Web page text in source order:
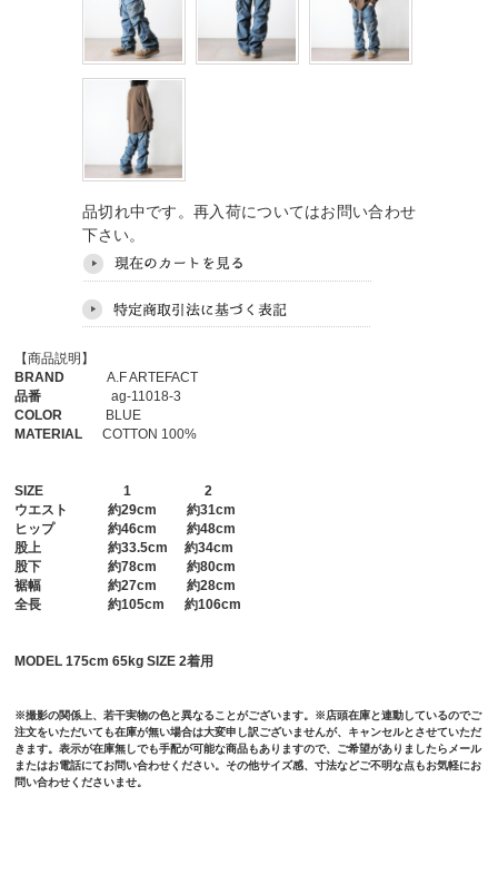
品切れ中です。再入荷についてはお問い合わせ
下さい。
【商品説明】
BRAND A.F ARTEFACT
品番 ag-11018-3
COLOR BLUE
MATERIAL COTTON 100%
SIZE 1
2
ウエスト
約29cm 約31cm
ヒップ約46cm 約48cm
股上 約33.5cm 約34cm
股下 約78cm 約80cm
裾幅 約27cm 約28cm
全長 約105cm 約106cm
MODEL 175cm 65kg SIZE 2着用
※撮影の関係上、若干実物の色と異なることがございます。※店頭在庫と連動しているのでご
注文をいただいても在庫が無い場合は大変申し訳ございませんが、キャンセルとさせていただ
きます。表示が在庫無しでも手配が可能な商品もありますので、ご希望がありましたらメール
またはお電話にてお問い合わせください。その他サイズ感、寸法などご不明な点もお気軽にお
問い合わせくださいませ。